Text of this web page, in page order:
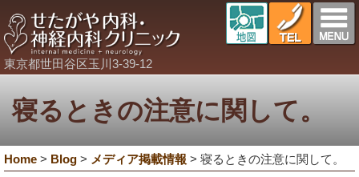
東京都世田谷区玉川3-39-12
寝るときの注意に関して。
Home > Blog > メディア掲載情報 > 寝るときの注意に関して。